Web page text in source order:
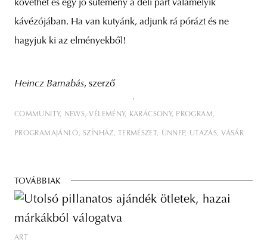
követhet és egy jó sütemény a déli part valamelyik
kávézójában. Ha van kutyánk, adjunk rá pórázt és ne
hagyjuk ki az elményekből!
Heincz Barnabás, szerző
COMMUNITY NEWS VÉLEMÉNY KARÁCSONY PROGRAM
PROGRAMAJÁNLÓ SZÍNHÁZ TERMÉSZET ÜNNEP UTAZÁS VÁSÁR
TOVÁBBIAK
ART